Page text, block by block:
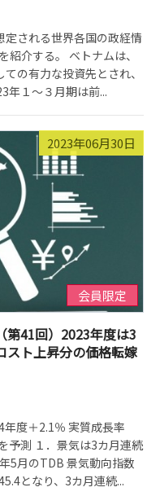
される世界各国の政経情
介する。 ベトナムは、
の有力な投資先とされ、
年１～３月期は前...
2023年06月30日
会員限定
第41回）2023年度は3
スト上昇分の価格転嫁
度＋2.1％ 実質成長率
予測 １．景気は3カ月連続
5月のTDB 景気動向指数
となり、3カ月連続...